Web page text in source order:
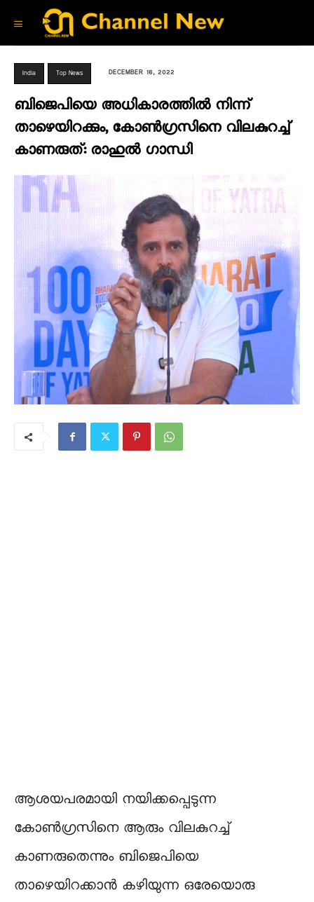
India Top News DECEMBER 16, 2022
ബിജെപിയെ അധികാരത്തിൽ നിന്ന്
താഴെയിറക്കും, കോൺഗ്രസിനെ വിലകുറച്ച്
കാണരുത്: രാഹുൽ ഗാന്ധി
ആശയപരമായി നയിക്കപ്പെടുന്ന
കോൺഗ്രസിനെ ആരും വിലകുറച്ച്
കാണരുതെന്നും ബിജെപിയെ
താഴെയിറക്കാൻ കഴിയുന്ന ഒരേയൊരു